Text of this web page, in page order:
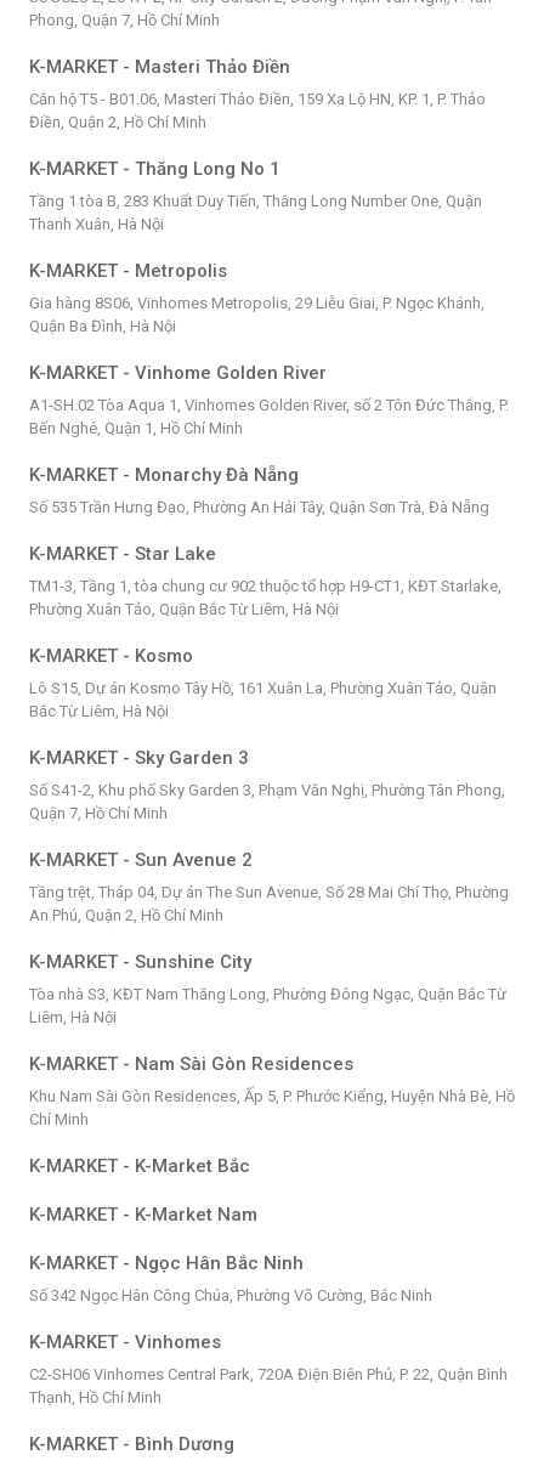
Phong, Quận 7, Hồ Chí Minh
K-MARKET - Masteri Thảo Điền
Căn hộ T5 - B01.06, Masteri Thảo Điền, 159 Xa Lộ HN, KP. 1, P. Thảo
Điền, Quận 2, Hồ Chí Minh
K-MARKET - Thăng Long No 1
Tầng 1 tòa B, 283 Khuất Duy Tiến, Thăng Long Number One, Quận
Thanh Xuân, Hà Nội
K-MARKET - Metropolis
Gia hàng 8S06, Vinhomes Metropolis, 29 Liễu Giai, P. Ngọc Khánh,
Quận Ba Đình, Hà Nội
K-MARKET - Vinhome Golden River
A1-SH.02 Tòa Aqua 1, Vinhomes Golden River, số 2 Tôn Đức Thắng, P.
Bến Nghé, Quận 1, Hồ Chí Minh
K-MARKET - Monarchy Đà Nẵng
Số 535 Trần Hưng Đạo, Phường An Hải Tây, Quận Sơn Trà, Đà Nẵng
K-MARKET - Star Lake
TM1-3, Tầng 1, tòa chung cư 902 thuộc tổ hợp H9-CT1, KĐT Starlake,
Phường Xuân Tảo, Quận Bắc Từ Liêm, Hà Nội
K-MARKET - Kosmo
Lô S15, Dự án Kosmo Tây Hồ, 161 Xuân La, Phường Xuân Tảo, Quận
Bắc Từ Liêm, Hà Nội
K-MARKET - Sky Garden 3
Số S41-2, Khu phố Sky Garden 3, Phạm Văn Nghị, Phường Tân Phong,
Quận 7, Hồ Chí Minh
K-MARKET - Sun Avenue 2
Tầng trệt, Tháp 04, Dự án The Sun Avenue, Số 28 Mai Chí Thọ, Phường
An Phú, Quận 2, Hồ Chí Minh
K-MARKET - Sunshine City
Tòa nhà S3, KĐT Nam Thăng Long, Phường Đông Ngạc, Quận Bắc Từ
Liêm, Hà Nội
K-MARKET - Nam Sài Gòn Residences
Khu Nam Sài Gòn Residences, Ấp 5, P. Phước Kiểng, Huyện Nhà Bè, Hồ
Chí Minh
K-MARKET - K-Market Bắc
K-MARKET - K-Market Nam
K-MARKET - Ngọc Hân Bắc Ninh
Số 342 Ngọc Hân Công Chúa, Phường Võ Cường, Bắc Ninh
K-MARKET - Vinhomes
C2-SH06 Vinhomes Central Park, 720A Điện Biên Phủ, P. 22, Quận Bình
Thạnh, Hồ Chí Minh
K-MARKET - Bình Dương